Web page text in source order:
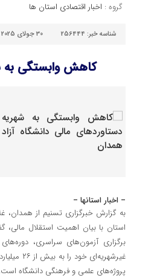
گروه : اخبار اقتصادی استان ها
شناسه خبر: 256444 30 جولای 2025 - 22:38
کاهش وابستگی به
– اخبار استانها –
به گزارش خبرگزاری تسنیم از
استان با بیان اهمیت استقلال مالی،
برگزاری آزمون‌های سراسری،
پروژه‌های علمی و فرهنگی دانشگاه است.